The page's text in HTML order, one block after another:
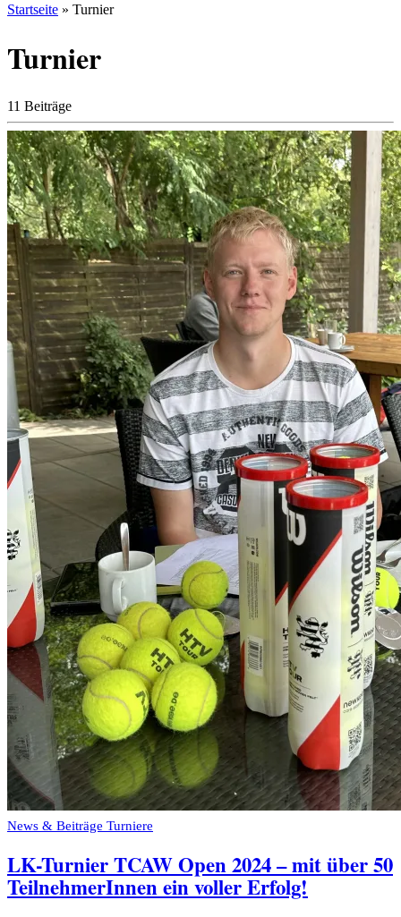
Startseite » Turnier
Turnier
11 Beiträge
News & Beiträge Turniere
LK-Turnier TCAW Open 2024 – mit über 50
TeilnehmerInnen ein voller Erfolg!